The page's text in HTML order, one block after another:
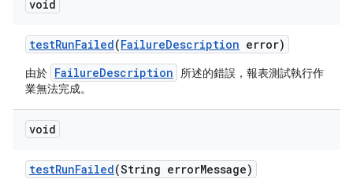
void
testRunFailed(FailureDescription error)
由於 FailureDescription
所述的錯誤，報表測試執行作
業無法完成。
void
testRunFailed(String errorMessage)